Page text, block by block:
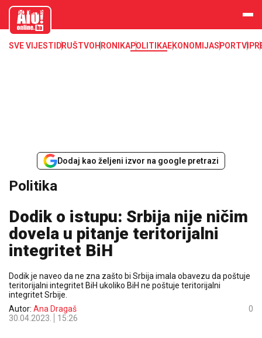
aloonline.b
SVE VIJESTI DRUŠTVOHRONIKAPOLITIKAEKONOMIJASPORTVIP
Dodaj kao željeni izvor na google pretrazi
Politika
Dodik o istupu: Srbija nije ničim
dovela u pitanje teritorijalni
integritet BiH
Dodik je naveo da ne zna zašto bi Srbija imala obavezu da poštuje
teritorijalni integritet BiH ukoliko BiH ne poštuje teritorijalni
integritet Srbije.
Autor: Ana Dragaš
30.04.2023.
15:26
0